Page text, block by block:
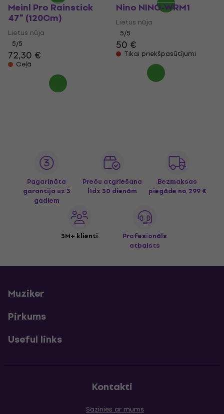
Meinl Pro Rainstick
47" (120Cm)
Lietus nūja
5/5
72,30 €
Ceļā
Nino NINO-WRM1
Lietus nūja
5/5
50 €
Tikai priekšpasūtījumi
Pagarināta
garantija uz 3
gadiem
Preču atgriešana
līdz 30 dienām
Bezmaksas
piegāde no 299 €
3M+ klienti
Profesionāls
atbalsts
Muziker
Pirkums
Useful links
Kontakti
Sazinies ar mums